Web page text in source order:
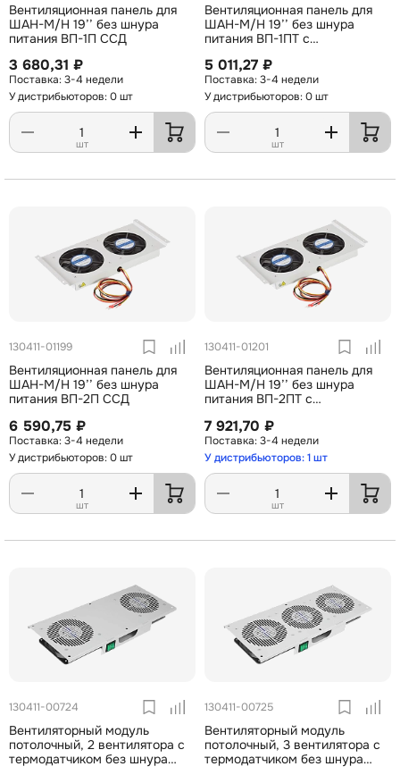
Вентиляционная панель для
ШАН-М/Н 19’’ без шнура
питания ВП-1П ССД
3 680,31 ₽
3-4 недели
У дистрибьюторов: 0 шт
шт
Вентиляционная панель для
ШАН-М/Н 19’’ без шнура
питания ВП-1ПТ с
ССД
5 011,27 ₽
3-4 недели
У дистрибьюторов: 0 шт
шт
130411-01199
Вентиляционная панель для
ШАН-М/Н 19’’ без шнура
питания ВП-2П ССД
6 590,75 ₽
3-4 недели
У дистрибьюторов: 0 шт
шт
130411-01201
Вентиляционная панель для
ШАН-М/Н 19’’ без шнура
питания ВП-2ПТ с
ССД
7 921,70 ₽
3-4 недели
У дистрибьюторов: 1 шт
шт
130411-00724
Вентиляторный модуль
потолочный, 2 вентилятора с
термодатчиком без шнура
130411-00725
Вентиляторный модуль
потолочный, 3 вентилятора с
термодатчиком без шнура